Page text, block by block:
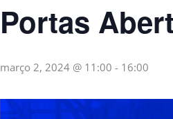
Portas
março 2, 2024 @ 11:00 - 16:00